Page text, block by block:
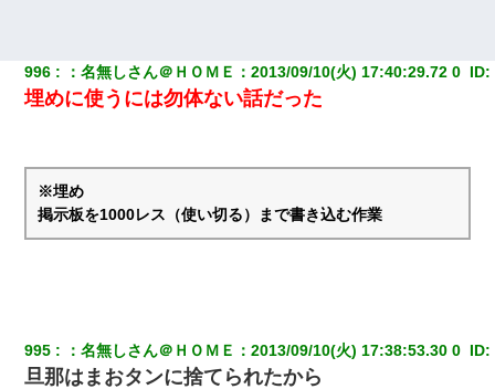
996 ：名無しさん＠ＨＯＭＥ ：2013/09/10(火) 17:40:29.72 0 ID:
埋めに使うには勿体ない話だった
※埋め
掲示板を1000レス（使い切る）まで書き込む作業
995 ：名無しさん＠ＨＯＭＥ ：2013/09/10(火) 17:38:53.30 0 ID:
旦那はまおタンに捨てられたから